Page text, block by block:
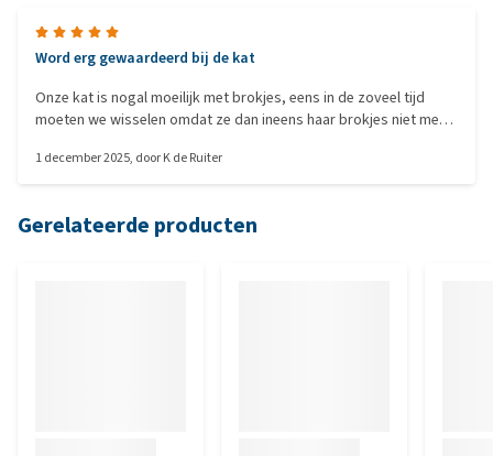
Word erg gewaardeerd bij de kat
Onze kat is nogal moeilijk met brokjes, eens in de zoveel tijd
moeten we wisselen omdat ze dan ineens haar brokjes niet meer
werd deze uitgekozen uit alle aangeboden opties. De ontlasting
goed voor onze dame. Ook lijkt ze wat minder vaak en veel te
1 december 2025, doorK de Ruiter
Gerelateerde producten